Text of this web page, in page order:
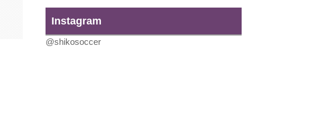
Instagram
@shikosoccer